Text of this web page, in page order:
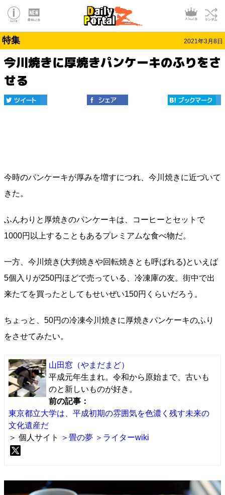
特集 2021年3月8日
今川焼きに厚焼きパンケーキのふりをさ
せる
今時のパンケーキが厚みを増すにつれ、今川焼きに近づいて
きた。
ふんわりと厚焼きのパンケーキは、コーヒーとセットで
1000円以上することもあるプレミアムな食べ物だ。
一方、今川焼き(大判焼きや回転焼きとも呼ばれる)といえば
5個入りが250円ほどで売っている、冷凍庫の友。街中で出
来たてを買ったとしてもせいぜい150円くらいだろう。
ちょっと、50円の冷凍今川焼きに厚焼きパンケーキのふり
をさせてみたい。
山田窓 （やまだまど）
平成元年生まれ。令和から原始まで、古いも
のと新しいものが好き。
前の記事：
東京都立大学は、平成初期の雰囲気を色濃く残す未来の
文化遺産だ
＞ 個人サイト
＞畳の夢 ＞ライターwiki